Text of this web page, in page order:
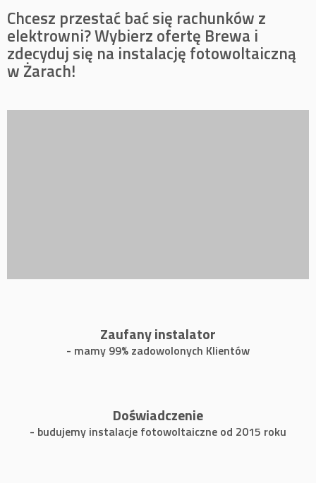
Chcesz przestać bać się rachunków z
elektrowni? Wybierz ofertę Brewa i
zdecyduj się na instalację fotowoltaiczną
w Żarach!
Zaufany instalator
- mamy 99% zadowolonych Klientów
Doświadczenie
- budujemy instalacje fotowoltaiczne od 2015 roku